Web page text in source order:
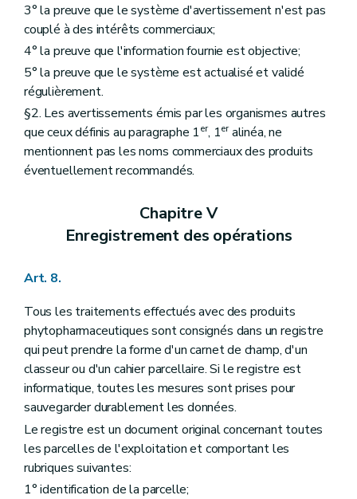
3° la preuve que le système d'avertissement n'est pas
couplé à des intérêts commerciaux;
4° la preuve que l'information fournie est objective;
5° la preuve que le système est actualisé et validé
régulièrement.
§2. Les avertissements émis par les organismes autres
que ceux définis au paragraphe 1er, 1eralinéa, ne
mentionnent pas les noms commerciaux des produits
éventuellement recommandés.
Chapitre V
Enregistrement des opérations
Art. 8.
Tous les traitements effectués avec des produits
phytopharmaceutiques sont consignés dans un registre
qui peut prendre la forme d'un carnet de champ, d'un
classeur ou d'un cahier parcellaire. Si le registre est
informatique, toutes les mesures sont prises pour
sauvegarder durablement les données.
Le registre est un document original concernant toutes
les parcelles de l'exploitation et comportant les
rubriques suivantes:
1° identification de la parcelle;